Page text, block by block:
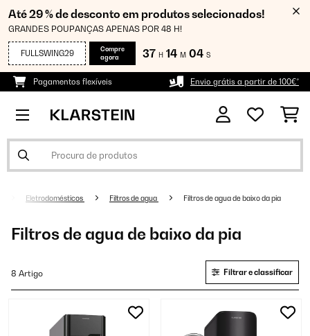
Até 29 % de desconto em produtos selecionados!
GRANDES POUPANÇAS APENAS POR 48 H!
FULLSWING29
Compre
agora
37 H 14 M 04 S
Pagamentos flexíveis Envio grátis a partir de 100€*
Eletrodomésticos Filtros de agua Filtros de agua de baixo da pia
Filtros de agua de baixo da pia
8 Artigo Filtrar e classificar